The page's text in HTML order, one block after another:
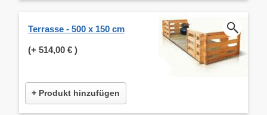
Terrasse - 500 x 150 cm
(+ 514,00 € )
+ Produkt hinzufügen